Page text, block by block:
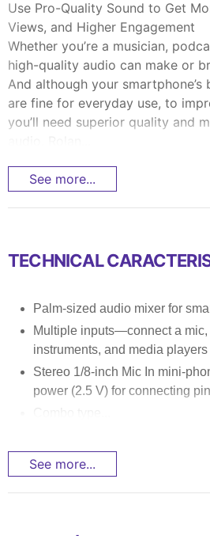
Use Pro-Quality Sound to Get
Views, and Higher Engagement
Whether you’re a musician,
high-quality audio can make or
And although your
are fine for everyday use, to
you’ll need superior quality and
See more...
TECHNICAL
Palm-sized audio mixer for
Multiple inputs—connect a mic,
instruments, and media players
Stereo 1/8-inch Mic In mini-
power (2.5 V) for connecting
Combo type...
See more...